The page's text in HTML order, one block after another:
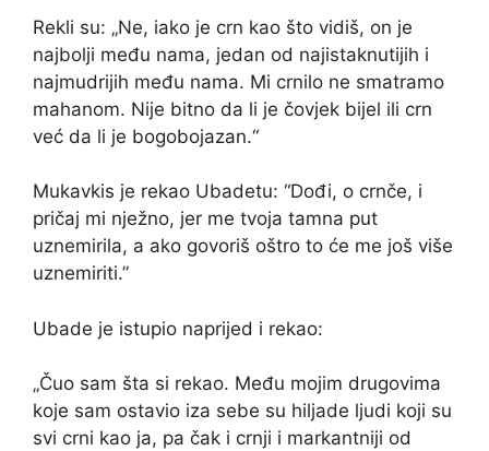
Rekli su: „Ne, iako je crn kao što vidiš, on je
najbolji među nama, jedan od najistaknutijih i
najmudrijih među nama. Mi crnilo ne smatramo
mahanom. Nije bitno da li je čovjek bijel ili crn
već da li je bogobojazan.“
Mukavkis je rekao Ubadetu: “Dođi, o crnče, i
pričaj mi nježno, jer me tvoja tamna put
uznemirila, a ako govoriš oštro to će me još više
uznemiriti.”
Ubade je istupio naprijed i rekao:
„Čuo sam šta si rekao. Među mojim drugovima
koje sam ostavio iza sebe su hiljade ljudi koji su
svi crni kao ja, pa čak i crnji i markantniji od